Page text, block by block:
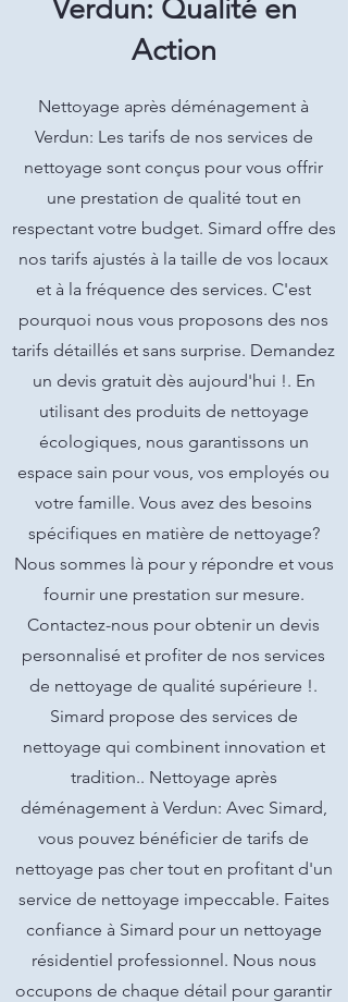
Verdun: Qualité en
Action
Nettoyage après déménagement à
Verdun: Les tarifs de nos services de
nettoyage sont conçus pour vous offrir
une prestation de qualité tout en
respectant votre budget. Simard offre des
nos tarifs ajustés à la taille de vos locaux
et à la fréquence des services. C'est
pourquoi nous vous proposons des nos
tarifs détaillés et sans surprise. Demandez
un devis gratuit dès aujourd'hui !. En
utilisant des produits de nettoyage
écologiques, nous garantissons un
espace sain pour vous, vos employés ou
votre famille. Vous avez des besoins
spécifiques en matière de nettoyage?
Nous sommes là pour y répondre et vous
fournir une prestation sur mesure.
Contactez-nous pour obtenir un devis
personnalisé et profiter de nos services
de nettoyage de qualité supérieure !.
Simard propose des services de
nettoyage qui combinent innovation et
tradition.. Nettoyage après
déménagement à Verdun: Avec Simard,
vous pouvez bénéficier de tarifs de
nettoyage pas cher tout en profitant d'un
service de nettoyage impeccable. Faites
confiance à Simard pour un nettoyage
résidentiel professionnel. Nous nous
occupons de chaque détail pour garantir